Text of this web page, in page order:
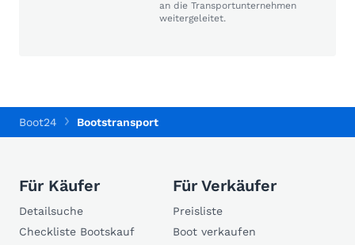
an die Transportunternehmen
weitergeleitet.
Boot24 Bootstransport
Für Käufer
Detailsuche
Checkliste Bootskauf
Für Verkäufer
Preisliste
Boot verkaufen